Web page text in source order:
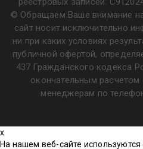
© Обращаем Ваше внимание
сайт носит исключительно
ни при каких условиях
публичной офертой,
437 Гражданского кодекса
окончательным
менеджерам по
x
На нашем веб-сайте